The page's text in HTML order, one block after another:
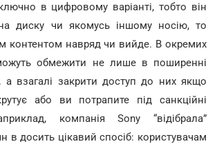
в цифровому варіанті, тобто він
диску чи якомусь іншому носію, то
контентом навряд чи вийде. В окремих
обмежити не лише в поширенні
а взагалі закрити доступ до них якщо
або ви потрапите під санкційні
компанія Sony “відібрала”
в досить цікавий спосіб: користувачам